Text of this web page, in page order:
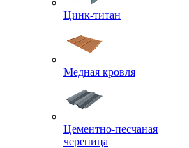
Цинк-титан
Медная кровля
Цементно-песчаная
черепица